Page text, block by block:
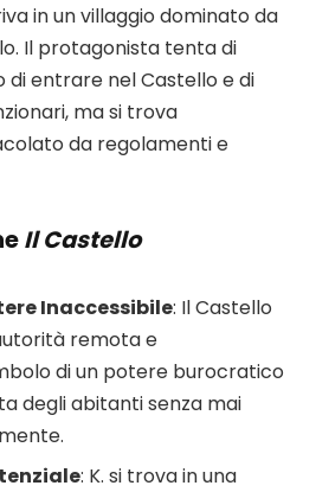
in un villaggio dominato da
Il protagonista tenta di
entrare nel Castello e di
ma si trova
da regolamenti e
Il Castello
Inaccessibile: Il Castello
remota e
di un potere burocratico
degli abitanti senza mai
: K. si trova in una